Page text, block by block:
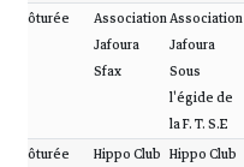
Association
Jafoura
Sous
l'égide de
la F. T. S.E
Association
Jafoura
Sfax
Clôturée
Hippo Club
Hippo Club
Clôturée